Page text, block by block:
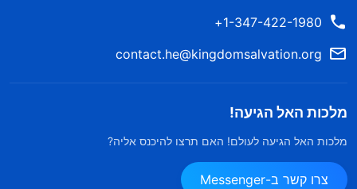
1-347-422-1980+
contact.he@kingdomsalvation.org
מלכות האל הגיעה!
מלכות האל הגיעה לעולם! האם תרצו להיכנס אליה?
צרו קשר ב-Messenger